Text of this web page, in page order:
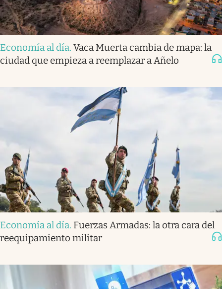
Economía al día. Vaca Muerta cambia de mapa: la
ciudad que empieza a reemplazar a Añelo
Economía al día. Fuerzas Armadas: la otra cara del
reequipamiento militar